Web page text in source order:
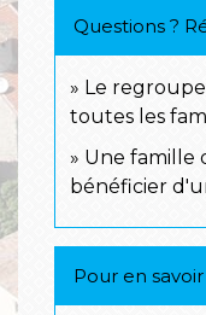
Questions ?
Le
toutes les
Une famille
bénéficier
Pour en